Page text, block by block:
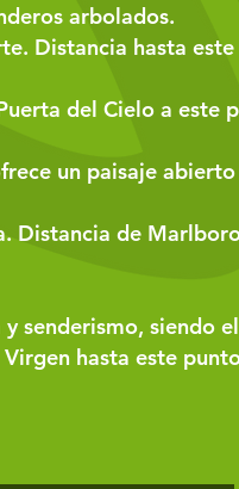
arbolados​.
Distancia hasta
del Cielo a este
un paisaje
Distancia de
senderismo, siendo
hasta este